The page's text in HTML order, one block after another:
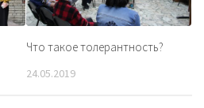
Что такое толерантность?
24.05.2019